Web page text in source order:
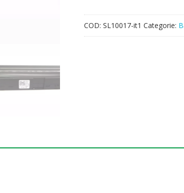
COD: SL10017-it1 Categorie: